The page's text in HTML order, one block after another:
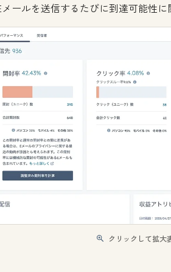
ールを送信するたびに到達可能性
クリックして拡大